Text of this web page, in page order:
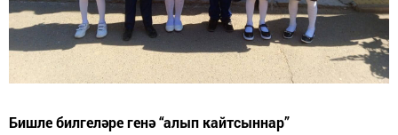
Бишле билгеләре генә “алып кайтсыннар”